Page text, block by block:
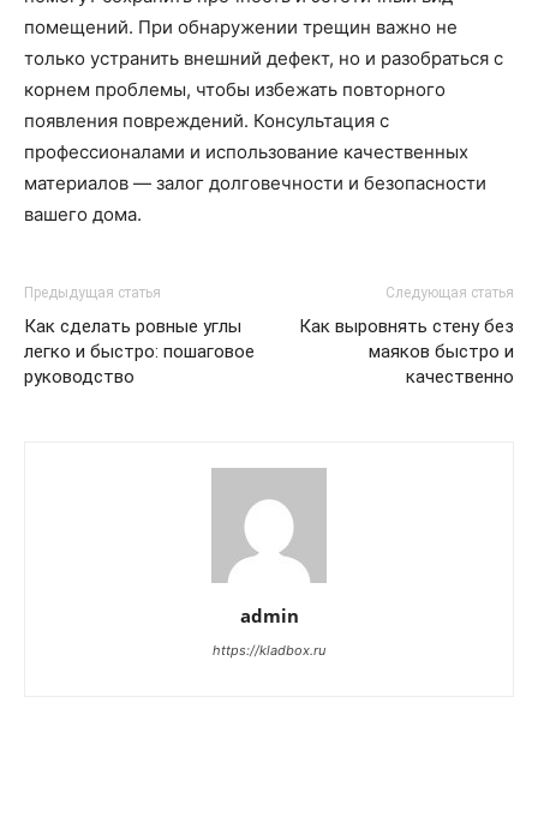
помещений. При обнаружении трещин важно не
только устранить внешний дефект, но и разобраться с
корнем проблемы, чтобы избежать повторного
появления повреждений. Консультация с
профессионалами и использование качественных
материалов — залог долговечности и безопасности
вашего дома.
Предыдущая статья
Как сделать ровные углы
легко и быстро: пошаговое
руководство
Следующая статья
Как выровнять стену без
маяков быстро и
качественно
admin
https://kladbox.ru